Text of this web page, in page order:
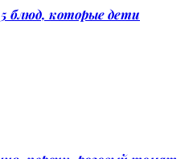
блюд, которые дети